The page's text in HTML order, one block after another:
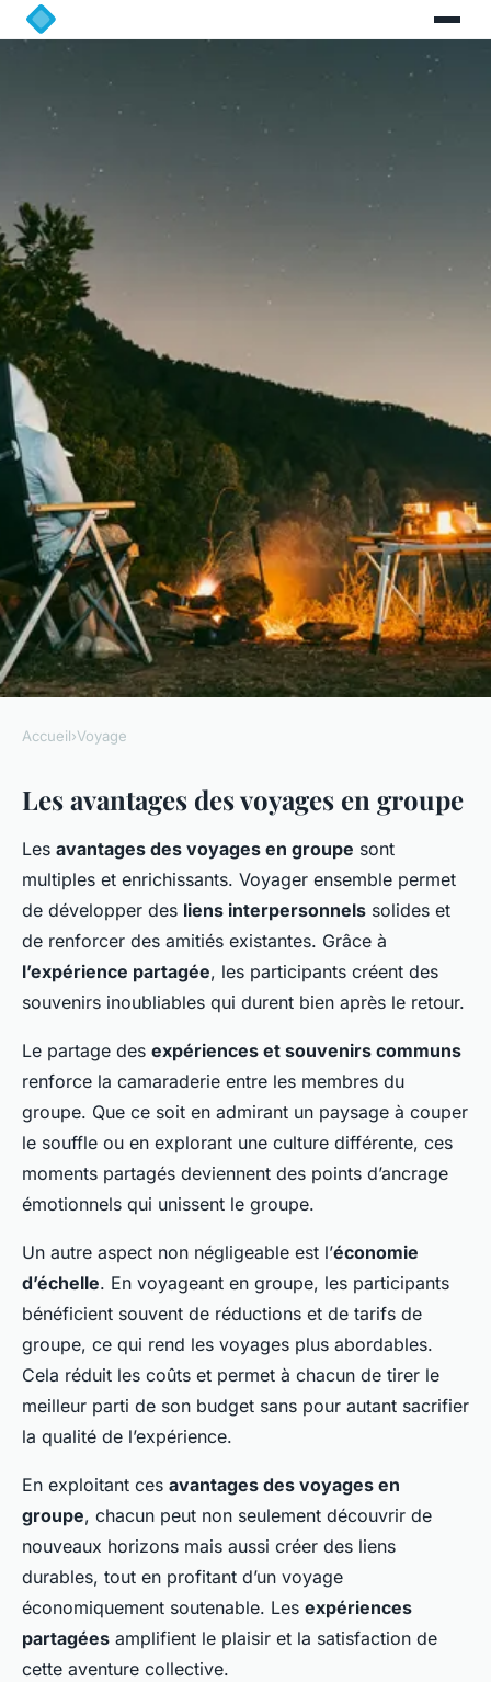
VOYAGE
Les voyages en groupe : une
expérience collective unique
Élise•28 février 2025•5 min de lecture
Accueil›Voyage
Les avantages des voyages en groupe
Les avantages des voyages en groupe sont
multiples et enrichissants. Voyager ensemble permet
de développer des liens interpersonnels solides et
de renforcer des amitiés existantes. Grâce à
l’expérience partagée, les participants créent des
souvenirs inoubliables qui durent bien après le retour.
Le partage des expériences et souvenirs communs
renforce la camaraderie entre les membres du
groupe. Que ce soit en admirant un paysage à couper
le souffle ou en explorant une culture différente, ces
moments partagés deviennent des points d’ancrage
émotionnels qui unissent le groupe.
Un autre aspect non négligeable est l’économie
d’échelle. En voyageant en groupe, les participants
bénéficient souvent de réductions et de tarifs de
groupe, ce qui rend les voyages plus abordables.
Cela réduit les coûts et permet à chacun de tirer le
meilleur parti de son budget sans pour autant sacrifier
la qualité de l’expérience.
En exploitant ces avantages des voyages en
groupe, chacun peut non seulement découvrir de
nouveaux horizons mais aussi créer des liens
durables, tout en profitant d’un voyage
économiquement soutenable. Les expériences
partagées amplifient le plaisir et la satisfaction de
cette aventure collective.